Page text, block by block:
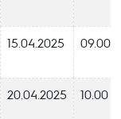
15.04.2025 09.00
20.04.2025 10.00